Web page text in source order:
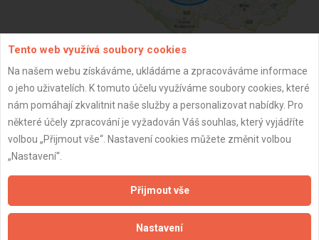
Tento web využívá soubory cookies
Na našem webu získáváme, ukládáme a zpracováváme informace
o jeho uživatelích. K tomuto účelu využíváme soubory cookies, které
nám pomáhají zkvalitnit naše služby a personalizovat nabídky. Pro
některé účely zpracování je vyžadován Váš souhlas, který vyjádříte
volbou „Přijmout vše“. Nastavení cookies můžete změnit volbou
„Nastavení“.
Přijmout vše
Nastavení